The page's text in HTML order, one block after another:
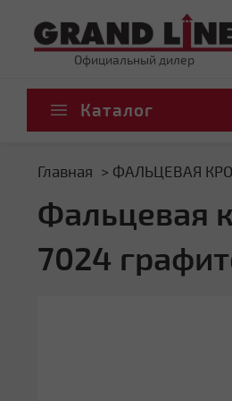
Официальный дилер
Каталог
Главная ФАЛЬЦЕВАЯ
Фальцевая
7024